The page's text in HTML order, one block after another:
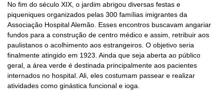
No fim do século XIX, o jardim abrigou diversas festas e
piqueniques organizados pelas 300 famílias imigrantes da
Associação Hospital Alemão. Esses encontros buscavam angariar
fundos para a construção de centro médico e assim, retribuir aos
paulistanos o acolhimento aos estrangeiros. O objetivo seria
finalmente atingido em 1923. Ainda que seja aberta ao público
geral, a área verde é destinada principalmente aos pacientes
internados no hospital. Ali, eles costumam passear e realizar
atividades como ginástica funcional e ioga.